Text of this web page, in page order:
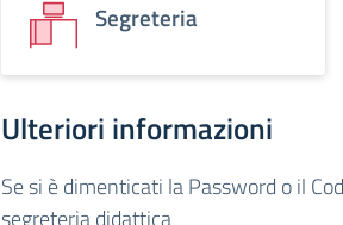
Segreteria
Ulteriori informazioni
Se si è dimenticati la Password o il
segreteria didattica